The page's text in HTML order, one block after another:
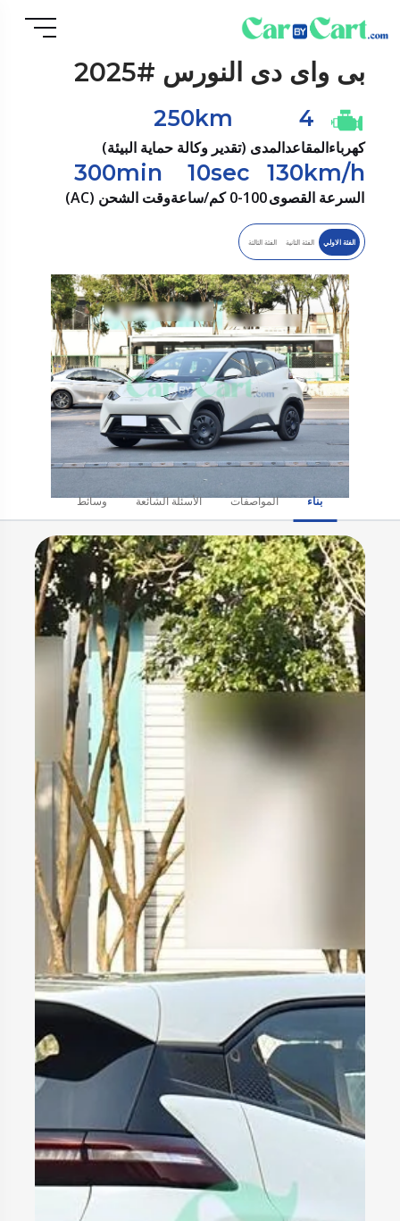
بى واى دى النورس #2025
كهرباء
4
المقاعد
250km
المدى (تقدير وكالة حماية البيئة)
130km/h
السرعة القصوى
10sec
0-100 كم/ساعة
300min
وقت الشحن (AC)
الفئة الاولي الفئة الثانية الفئة الثالثة
بناء المواصفات الأسئلة الشائعة وسائط